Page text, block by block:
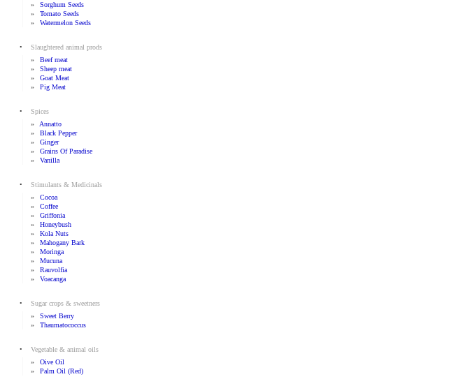
»
Sorghum Seeds
»
Tomato Seeds
»
Watermelon Seeds
•
Slaughtered animal prods
»
Beef meat
»
Sheep meat
»
Goat Meat
»
Pig Meat
•
Spices
»
Annatto
»
Black Pepper
»
Ginger
»
Grains Of Paradise
»
Vanilla
•
Stimulants & Medicinals
»
Cocoa
»
Coffee
»
Griffonia
»
Honeybush
»
Kola Nuts
»
Mahogany Bark
»
Moringa
»
Mucuna
»
Rauvolfia
»
Voacanga
•
Sugar crops & sweetners
»
Sweet Berry
»
Thaumatococcus
•
Vegetable & animal oils
»
Oive Oil
»
Palm Oil (red)